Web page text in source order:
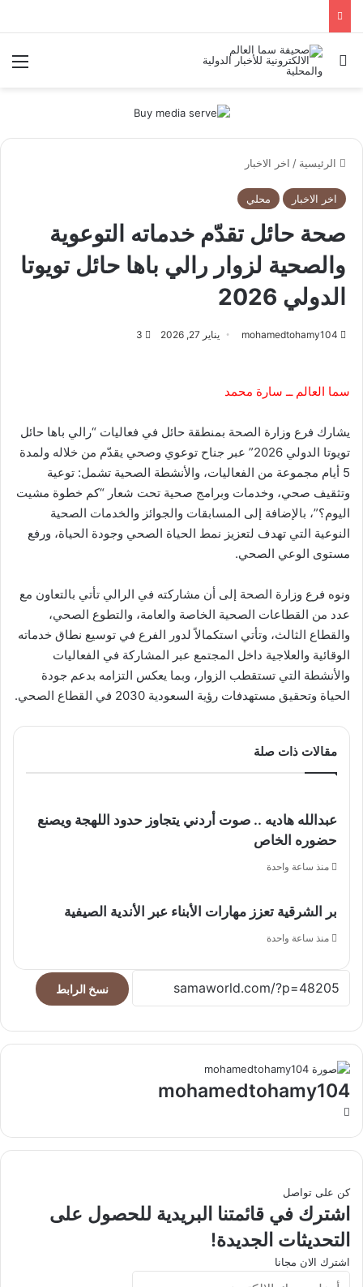
بحث عن
الرئيسية / اخر الاخبار
اخر الاخبار محلي
صحة حائل تقدّم خدماته التوعوية
والصحية لزوار رالي باها حائل تويوتا
الدولي 2026
mohamedtohamy104 يناير 27, 2026 3
سما العالم ــ سارة محمد
يشارك فرع وزارة الصحة بمنطقة حائل في فعاليات “رالي باها حائل
تويوتا الدولي 2026” عبر جناح توعوي وصحي يقدّم من خلاله ولمدة
5 أيام مجموعة من الفعاليات، والأنشطة الصحية تشمل: توعية
وتثقيف صحي، وخدمات وبرامج صحية تحت شعار “كم خطوة مشيت
اليوم؟”، بالإضافة إلى المسابقات والجوائز والخدمات الصحية
النوعية التي تهدف لتعزيز نمط الحياة الصحي وجودة الحياة، ورفع
مستوى الوعي الصحي.
ونوه فرع وزارة الصحة إلى أن مشاركته في الرالي تأتي بالتعاون مع
عدد من القطاعات الصحية الخاصة والعامة، والتطوع الصحي،
والقطاع الثالث، وتأتي استكمالاً لدور الفرع في توسيع نطاق خدماته
الوقائية والعلاجية داخل المجتمع عبر المشاركة في الفعاليات
والأنشطة التي تستقطب الزوار، وبما يعكس التزامه بدعم جودة
الحياة وتحقيق مستهدفات رؤية السعودية 2030 في القطاع الصحي.
مقالات ذات صلة
عبدالله هاديه .. صوت أردني يتجاوز حدود اللهجة ويصنع
حضوره الخاص
منذ ساعة واحدة
بر الشرقية تعزز مهارات الأبناء عبر الأندية الصيفية
منذ ساعة واحدة
نسخ الرابط
mohamedtohamy104
كن على تواصل
اشترك في قائمتنا البريدية للحصول على
التحديثات الجديدة!
اشترك الان مجانا
أدخل